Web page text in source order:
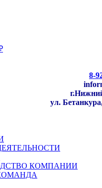
8-
ул.
КОМПАНИИ